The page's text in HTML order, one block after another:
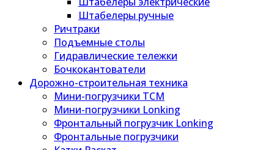
Штабелеры ручные
Ричтраки
Подъемные столы
Гидравлические тележки
Бочкокантователи
Дорожно-строительная техника
Мини-погрузчики TCM
Мини-погрузчики Lonking
Фронтальный погрузчик Lonking
Фронтальные погрузчики